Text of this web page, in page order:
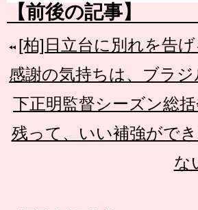
【前後の記事】
[柏]日立台に別れを告
感謝の気持ちは、ブラ
下正明監督シーズン総
残って、いい補強がで
な